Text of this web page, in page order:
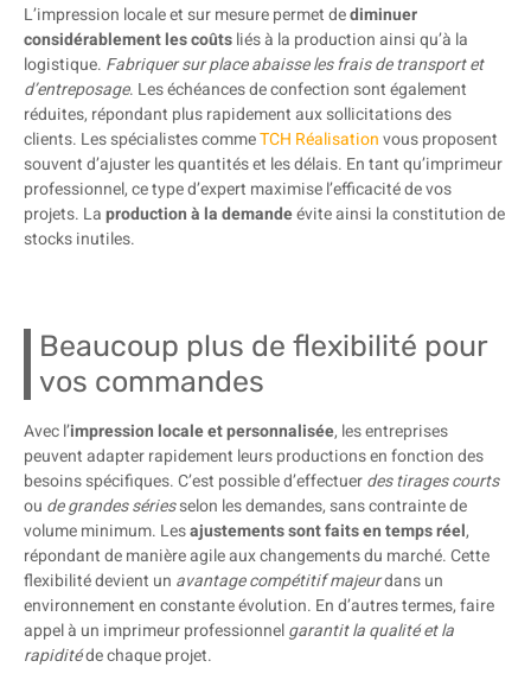
L’impression locale et sur mesure permet dediminuer
considérablement les coûtsliés à la production ainsi qu’à la
logistique. Fabriquer sur place abaisse les frais de transport et
d’entreposage. Les échéances de confection sont également
réduites, répondant plus rapidement aux sollicitations des
clients. Les spécialistes commeTCH Réalisationvous proposent
souvent d’ajuster les quantités et les délais. En tant qu’imprimeur
professionnel, ce type d’expert maximise l’efficacité de vos
projets. Laproduction à la demandeévite ainsi la constitution de
stocks inutiles.
Beaucoup plus de flexibilité pour
vos commandes
Avec l’impression locale et personnalisée, les entreprises
peuvent adapter rapidement leurs productions en fonction des
besoins spécifiques. C’est possible d’effectuerdes tirages courts
ou de grandes sériesselon les demandes, sans contrainte de
volume minimum. Lesajustements sont faits en temps réel,
répondant de manière agile aux changements du marché. Cette
flexibilité devient un avantage compétitif majeurdans un
environnement en constante évolution. En d’autres termes, faire
appel à un imprimeur professionnelgarantit la qualité et la
rapiditéde chaque projet.